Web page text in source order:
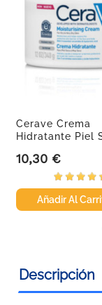
Cerave Crema
Hidratante Piel
Precio
10,30 €
Añadir Al
Descripción